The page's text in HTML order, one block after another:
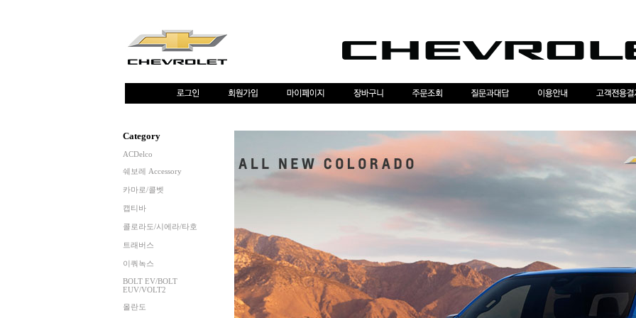
Category
ACDelco
쉐보레 Accessory
카마로/콜벳
캡티바
콜로라도/시에라/타호
트래버스
이쿼녹스
BOLT EV/BOLT
EUV/VOLT2
올란도